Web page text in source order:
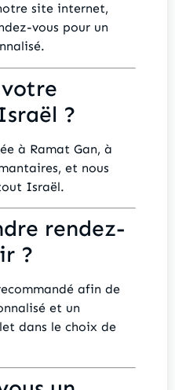
site internet,
vous pour un
?
à Ramat Gan, à
et nous
Israël.
rendez-
?
afin de
et un
dans le choix de